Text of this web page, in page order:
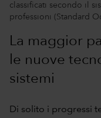
classificati secondo il
professioni (Standard
La maggior
le nuove
sistemi
Di solito i progressi